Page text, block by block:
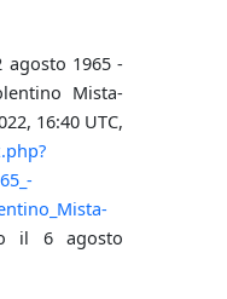
agosto 1965 -
Mista-
16:40 UTC,
il 6 agosto